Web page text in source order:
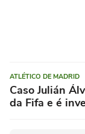
ATLÉTICO DE MADRID
Caso Julián
da Fifa e é